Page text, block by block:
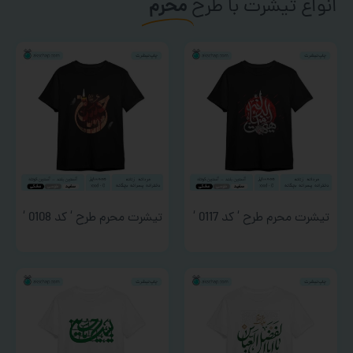
انواع تیشرت با طرحمحرم
تیشرت محرم طرح ‘ کد 0117 ‘ تیشرت محرم طرح ‘ کد 0108 ‘